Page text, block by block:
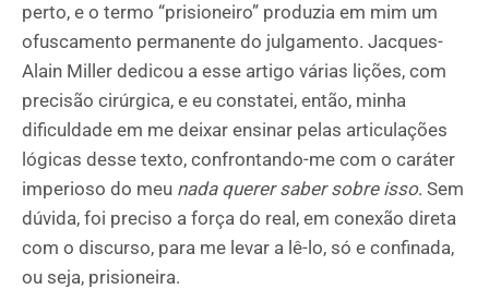
perto, e o termo “prisioneiro” produzia em mim um
ofuscamento permanente do julgamento. Jacques-
Alain Miller dedicou a esse artigo várias lições, com
precisão cirúrgica, e eu constatei, então, minha
dificuldade em me deixar ensinar pelas articulações
lógicas desse texto, confrontando-me com o caráter
imperioso do meu nada querer saber sobre isso. Sem
dúvida, foi preciso a força do real, em conexão direta
com o discurso, para me levar a lê-lo, só e confinada,
ou seja, prisioneira.